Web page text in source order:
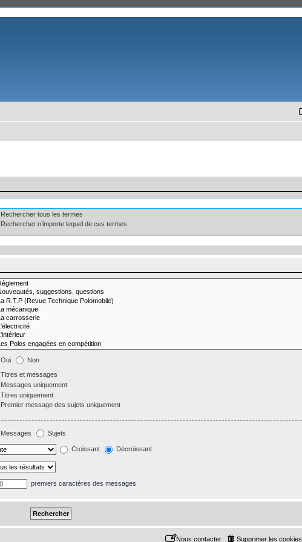
Rechercher tous les termes
Rechercher n’importe lequel de ces termes
Oui Non
Titres et messages
Messages uniquement
Titres uniquement
Premier message des sujets uniquement
Messages Sujets
Croissant Décroissant
premiers caractères des messages
Supprimer les cookies
Nous contacter